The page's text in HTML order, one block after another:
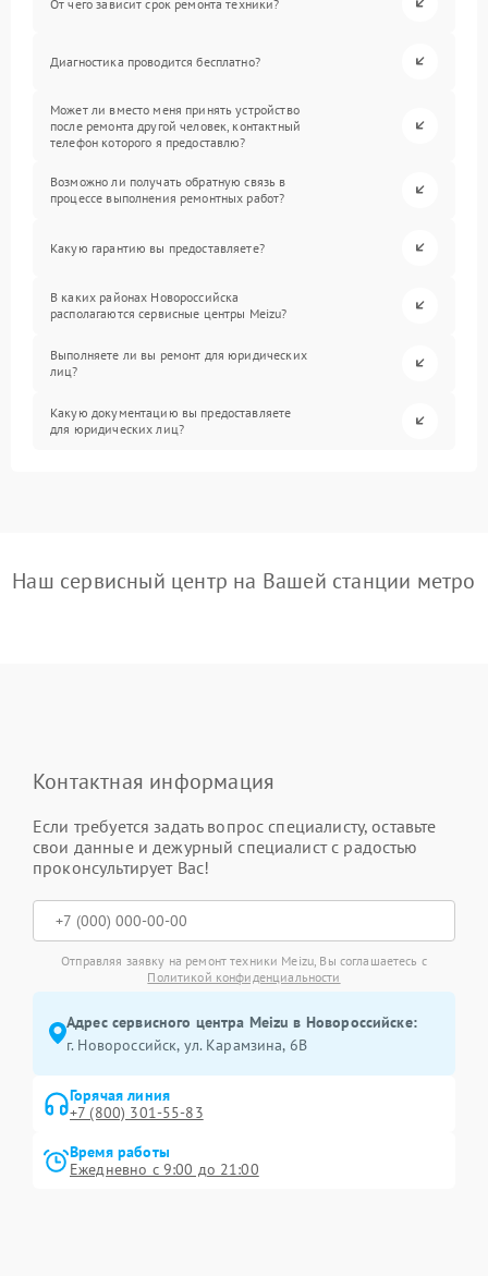
От чего зависит срок ремонта техники?
Диагностика проводится бесплатно?
Может ли вместо меня принять устройство
после ремонта другой человек, контактный
телефон которого я предоставлю?
Возможно ли получать обратную связь в
процессе выполнения ремонтных работ?
Какую гарантию вы предоставляете?
В каких районах Новороссийска
располагаются сервисные центры Meizu?
Выполняете ли вы ремонт для юридических
лиц?
Какую документацию вы предоставляете
для юридических лиц?
Наш сервисный центр на Вашей станции метро
Контактная информация
Если требуется задать вопрос специалисту, оставьте
свои данные и дежурный специалист с радостью
проконсультирует Вас!
Отправляя заявку на ремонт техники Meizu, Вы соглашаетесь с
Политикой конфиденциальности
Адрес сервисного центра Meizu в Новороссийске:
г. Новороссийск, ул. Карамзина, 6В
Горячая линия
+7 (800) 301-55-83
Время работы
Ежедневно с 9:00 до 21:00